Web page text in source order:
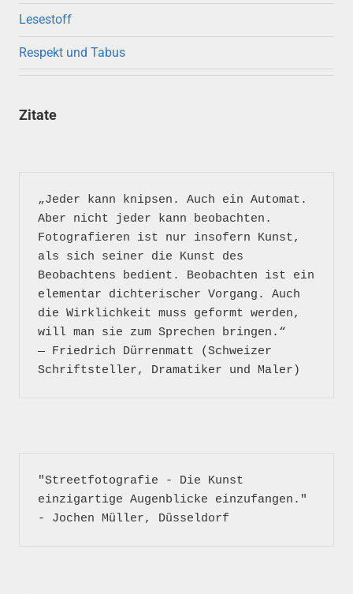
Lesestoff
Respekt und Tabus
Zitate
„Jeder kann knipsen. Auch ein Automat.
Aber nicht jeder kann beobachten.
Fotografieren ist nur insofern Kunst,
als sich seiner die Kunst des
Beobachtens bedient. Beobachten ist ein
elementar dichterischer Vorgang. Auch
die Wirklichkeit muss geformt werden,
will man sie zum Sprechen bringen.“
― Friedrich Dürrenmatt (Schweizer
"Streetfotografie - Die Kunst
einzigartige Augenblicke einzufangen."
- Jochen Müller, Düsseldorf